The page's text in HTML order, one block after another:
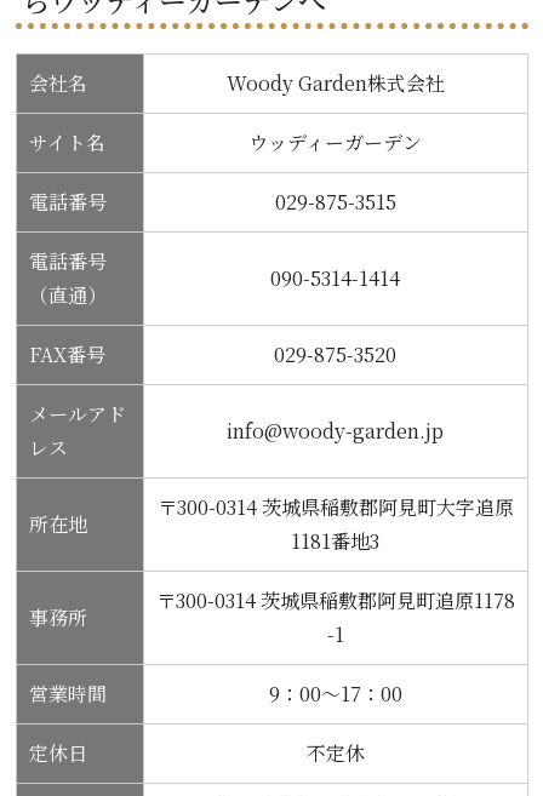
会社名 Woody Garden株式会社
サイト名 ウッディーガーデン
電話番号 029-875-3515
電話番号
（直通）
090-5314-1414
FAX番号 029-875-3520
メールアド
レス
info@woody-garden.jp
所在地
〒300-0314 茨城県稲敷郡阿見町大字追原
1181番地3
事務所
〒300-0314 茨城県稲敷郡阿見町追原1178
-1
営業時間 9：00～17：00
定休日 不定休